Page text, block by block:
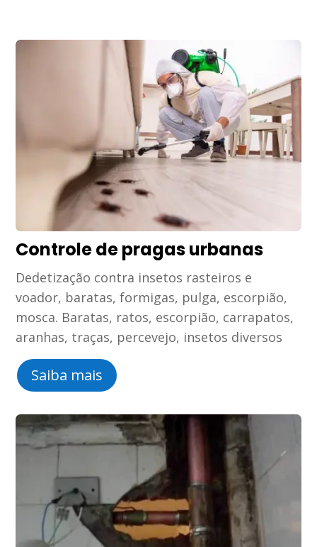
Controle de pragas urbanas
Dedetização contra insetos rasteiros e
voador, baratas, formigas, pulga, escorpião,
mosca. Baratas, ratos, escorpião, carrapatos,
aranhas, traças, percevejo, insetos diversos
Saiba mais